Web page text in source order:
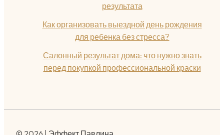
результата
Как организовать выездной день рождения
для ребенка без стресса?
Салонный результат дома: что нужно знать
перед покупкой профессиональной краски